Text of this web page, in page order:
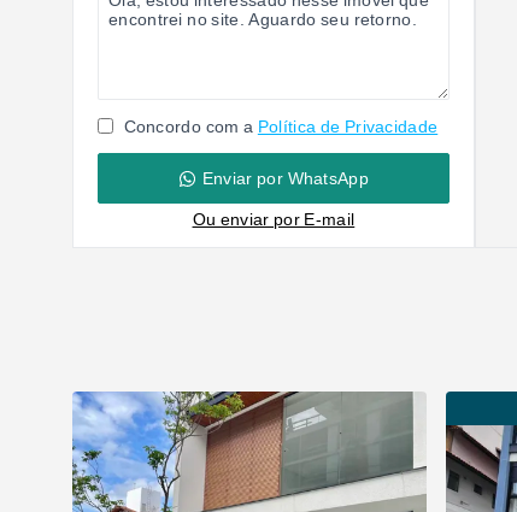
Concordo com a Política de Privacidade
Enviar por WhatsApp
Ou enviar por E-mail